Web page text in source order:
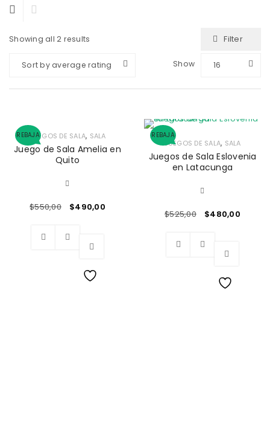
Showing all 2 results Filter
Sort by average rating Show 16
REBAJAJUEGOS DE SALA, SALA
Juego de Sala Amelia en
Quito
$550,00 $490,00
REBAJA
JUEGOS DE SALA, SALA
Juegos de Sala Eslovenia
en Latacunga
$525,00 $480,00